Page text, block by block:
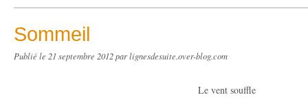
Sommeil
Publié le 21 septembre 2012par lignesdesuite.over-blog.com
Le vent souffle